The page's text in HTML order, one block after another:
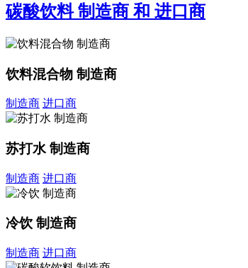
碳酸饮料 制造商 和 进口商
饮料混合物 制造商
制造商 进口商
苏打水 制造商
制造商 进口商
冷饮 制造商
制造商 进口商